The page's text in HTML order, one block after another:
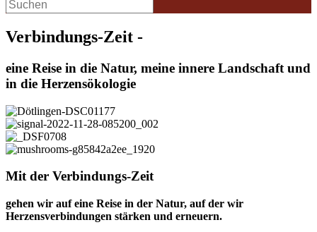
Verbindungs-Zeit -
eine Reise in die Natur, meine innere Landschaft und
in die Herzensökologie
Mit der Verbindungs-Zeit
gehen wir auf eine Reise in der Natur, auf der wir
Herzensverbindungen stärken und erneuern.